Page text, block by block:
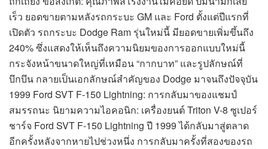
เร็ว ยอดขายตามหลังรถกระบะ GM และ Ford ตั้งแต่ปีแรกที่
เปิดตัว รถกระบะ Dodge Ram รุ่นใหม่นี้ มียอดขายเพิ่มขึ้นถึง
240% ซึ่งแสดงให้เห็นถึงความนิยมของการออกแบบใหม่นี้
กระจังหน้าขนาดใหญ่ที่เหมือน “กากบาท” และรูปลักษณ์ที่
บึกบึน กลายเป็นเอกลักษณ์สำคัญของ Dodge มาจนถึงปัจจุบัน
1999 Ford SVT F-150 Lightning: การกลับมาของแชมป์
สมรรถนะ นิยามความไอคอนิก: เครื่องยนต์ Triton V-8 ซูเปอร์
ชาร์จ Ford SVT F-150 Lightning ปี 1999 ได้กลับมาสู่ตลาด
อีกครั้งหลังจากหายไปช่วงหนึ่ง การกลับมาครั้งที่สองของรถ